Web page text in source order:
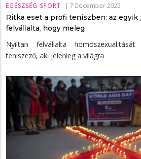
EGÉSZSÉG-SPORT | 7 December 2025
Ritka eset a profi teniszben: az
felvállalta, hogy meleg
Nyíltan felvállalta
teniszező, aki jelenleg a világra